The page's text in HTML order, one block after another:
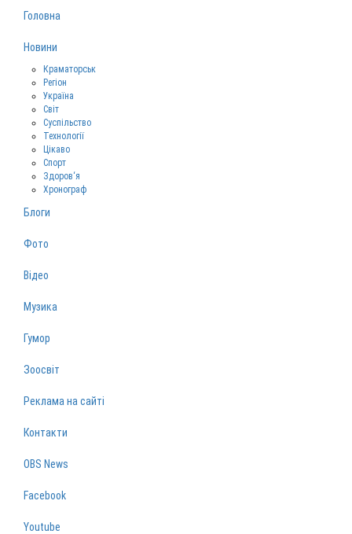
Головна
Новини
Краматорськ
Регіон
Україна
Світ
Суспільство
Технології
Цікаво
Спорт
Здоров‘я
Хронограф
Блоги
Фото
Відео
Музика
Гумор
Зоосвіт
Реклама на сайті
Контакти
OBS News
Facebook
Youtube